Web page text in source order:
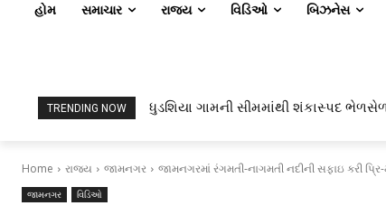
હોમ સમાચાર રાજ્ય વિડિઓ બિઝનેસ
TRENDING NOW ધુડશિયા ગામની સીમમાંથી શંકાસ્પદ
બાંગ્લાદેશના ભ્રષ્ટાચાર વિરોધી વિભાગને
Home રાજ્ય જામનગર જામનગરમાં રંગમતી-નાગમતી નદીની સફાઇ કરી પ્રિ-
જામનગર વિડિઓ